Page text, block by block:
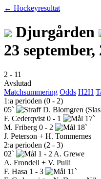
← Hockeyresultat
Djurgården
23 september,
2 - 11
Avslutad
Matchsummering Odds H2H
1:a perioden (0 - 2)
05`
D. Blomgren
F. Cederqvist 0 - 1
17`
M. Friberg 0 - 2
18`
J. Peterson + H. Tommernes
2:a perioden (2 - 3)
02`
1 - 2 A. Grewe
A. Frondell + V. Pulli
F. Hasa 1 - 3
11`